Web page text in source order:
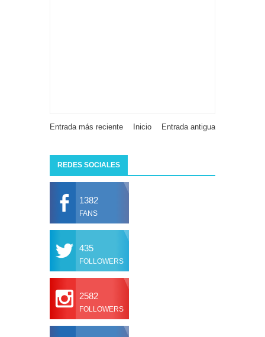
Entrada más reciente Entrada antigua
Inicio
REDES SOCIALES
1382
FANS
435
FOLLOWERS
2582
FOLLOWERS